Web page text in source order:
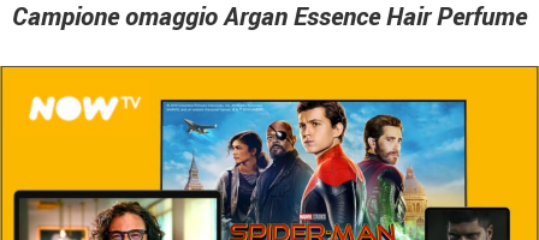
Campione omaggio Argan Essence Hair Perfume